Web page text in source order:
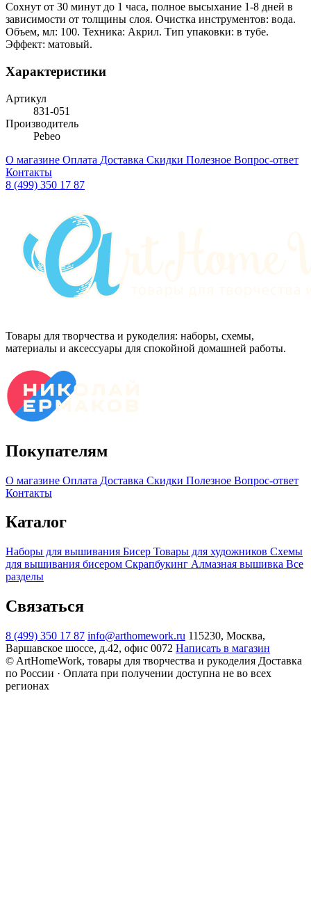
Сохнут от 30 минут до 1 часа, полное высыхание 1-8 дней в
зависимости от толщины слоя. Очистка инструментов: вода.
Объем, мл: 100. Техника: Акрил. Тип упаковки: в тубе.
Эффект: матовый.
Характеристики
Артикул
831-051
Производитель
Pebeo
О магазине Оплата Доставка Скидки Полезное Вопрос-ответ
Контакты
8 (499) 350 17 87
Товары для творчества и рукоделия: наборы, схемы,
материалы и аксессуары для спокойной домашней работы.
Покупателям
О магазине Оплата Доставка Скидки Полезное Вопрос-ответ
Контакты
Каталог
Наборы для вышивания Бисер Товары для художников Схемы
для вышивания бисером Скрапбукинг Алмазная вышивка Все
разделы
Связаться
8 (499) 350 17 87 info@arthomework.ru 115230, Москва,
Варшавское шоссе, д.42, офис 0072 Написать в магазин
© ArtHomeWork, товары для творчества и рукоделия Доставка
по России · Оплата при получении доступна не во всех
регионах